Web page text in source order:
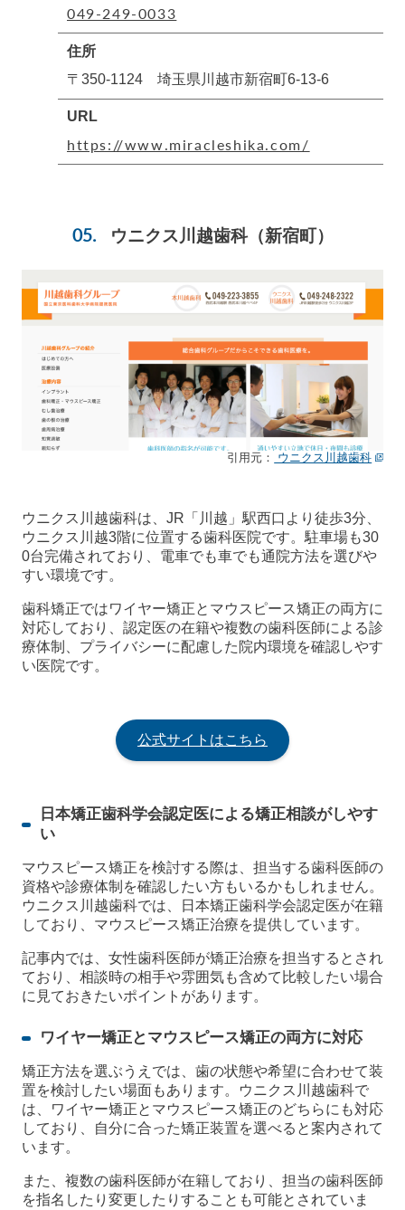
049-249-0033
住所
〒350-1124 埼玉県川越市新宿町6-13-6
URL
https://www.miracleshika.com/
ウニクス川越歯科（新宿町）
引用元： ウニクス川越歯科
ウニクス川越歯科は、JR「川越」駅西口より徒歩3分、
ウニクス川越3階に位置する歯科医院です。駐車場も30
0台完備されており、電車でも車でも通院方法を選びや
すい環境です。
歯科矯正ではワイヤー矯正とマウスピース矯正の両方に
対応しており、認定医の在籍や複数の歯科医師による診
療体制、プライバシーに配慮した院内環境を確認しやす
い医院です。
公式サイトはこちら
日本矯正歯科学会認定医による矯正相談がしやす
い
マウスピース矯正を検討する際は、担当する歯科医師の
資格や診療体制を確認したい方もいるかもしれません。
ウニクス川越歯科では、日本矯正歯科学会認定医が在籍
しており、マウスピース矯正治療を提供しています。
記事内では、女性歯科医師が矯正治療を担当するとされ
ており、相談時の相手や雰囲気も含めて比較したい場合
に見ておきたいポイントがあります。
ワイヤー矯正とマウスピース矯正の両方に対応
矯正方法を選ぶうえでは、歯の状態や希望に合わせて装
置を検討したい場面もあります。ウニクス川越歯科で
は、ワイヤー矯正とマウスピース矯正のどちらにも対応
しており、自分に合った矯正装置を選べると案内されて
います。
また、複数の歯科医師が在籍しており、担当の歯科医師
を指名したり変更したりすることも可能とされていま